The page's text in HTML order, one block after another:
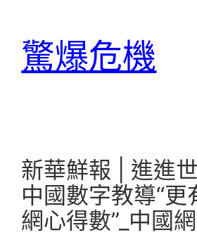
驚爆危機
新華鮮報 | 進進
中國數字教導“更
網心得數”_中國網